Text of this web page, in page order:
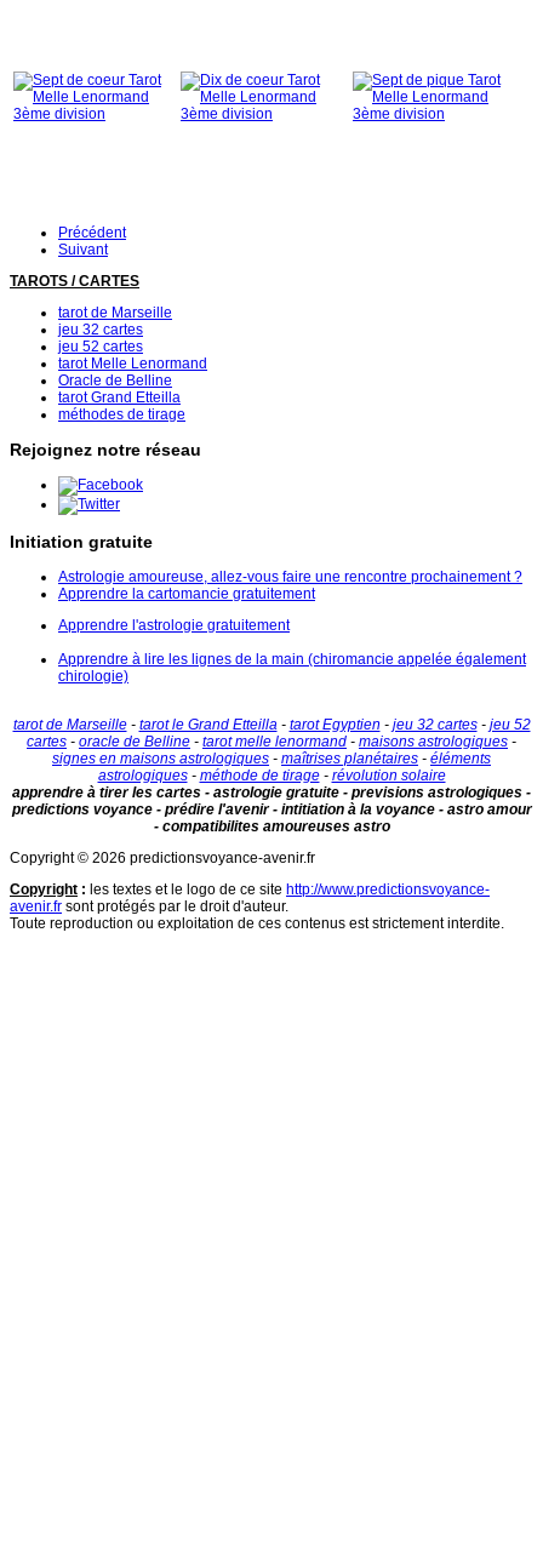
Précédent
Suivant
TAROTS / CARTES
tarot de Marseille
jeu 32 cartes
jeu 52 cartes
tarot Melle Lenormand
Oracle de Belline
tarot Grand Etteilla
méthodes de tirage
Rejoignez notre réseau
Initiation gratuite
Astrologie amoureuse, allez-vous faire une rencontre prochainement ?
Apprendre la cartomancie gratuitement
Apprendre l'astrologie gratuitement
Apprendre à lire les lignes de la main (chiromancie appelée également
chirologie)
tarot de Marseille- tarot le Grand Etteilla- tarot Egyptien - jeu 32 cartes- jeu 52
cartes - oracle de Belline - tarot melle lenormand - maisons astrologiques -
signes en maisons astrologiques - maîtrises planétaires - éléments
astrologiques- méthode de tirage- révolution solaire
apprendre à tirer les cartes - astrologie gratuite - previsions astrologiques -
predictions voyance - prédire l'avenir - intitiation à la voyance - astro amour
- compatibilites amoureuses astro
Copyright © 2026 predictionsvoyance-avenir.fr
Copyright : les textes et le logo de ce site http://www.predictionsvoyance-
avenir.fr sont protégés par le droit d'auteur.
Toute reproduction ou exploitation de ces contenus est strictement interdite.